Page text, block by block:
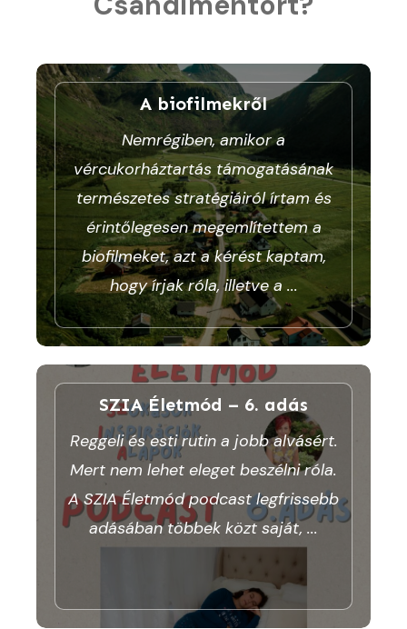
A biofilmekről
Nemrégiben, amikor a
vércukorháztartás támogatásának
természetes stratégiáiról írtam és
érintőlegesen megemlítettem a
biofilmeket, azt a kérést kaptam,
hogy írjak róla, illetve a ...
SZIA Életmód – 6. adás
Reggeli és esti rutin a jobb alvásért.
Mert nem lehet eleget beszélni róla.
A SZIA Életmód podcast legfrissebb
adásában többek közt saját,...